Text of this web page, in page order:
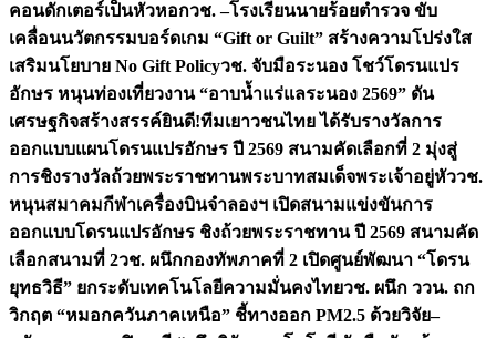
คอนดักเตอร์เป็นหัวหอกวช. –โรงเรียนนายร้อยตำรวจ ขับ
เคลื่อนนวัตกรรมบอร์ดเกม “Gift or Guilt” สร้างความโปร่งใส
เสริมนโยบาย No Gift Policyวช. จับมือระนอง โชว์โดรนแปร
อักษร หนุนท่องเที่ยวงาน “อาบน้ำแร่แลระนอง 2569” ดัน
เศรษฐกิจสร้างสรรค์ยินดี!ทีมเยาวชนไทย ได้รับรางวัลการ
ออกแบบแผนโดรนแปรอักษร ปี 2569 สนามคัดเลือกที่ 2 มุ่งสู่
การชิงรางวัลถ้วยพระราชทานพระบาทสมเด็จพระเจ้าอยู่หัววช.
หนุนสมาคมกีฬาเครื่องบินจำลองฯ เปิดสนามแข่งขันการ
ออกแบบโดรนแปรอักษร ชิงถ้วยพระราชทาน ปี 2569 สนามคัด
เลือกสนามที่ 2วช. ผนึกกองทัพภาคที่ 2 เปิดศูนย์พัฒนา “โดรน
ยุทธวิธี” ยกระดับเทคโนโลยีความมั่นคงไทยวช. ผนึก ววน. ถก
วิกฤต “หมอกควันภาคเหนือ” ชี้ทางออก PM2.5 ด้วยวิจัย–